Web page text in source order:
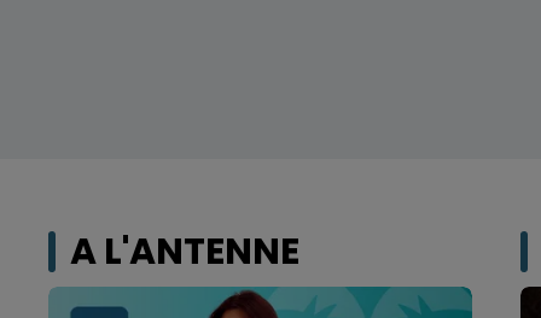
A L'ANTENNE